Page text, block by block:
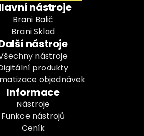
nástroje
Brani Balič
Brani Sklad
nástroje
nástroje
produkty
objednávek
Informace
Nástroje
Funkce nástrojů
Ceník